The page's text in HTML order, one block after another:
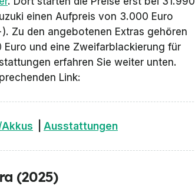
einen Aufpreis von 3.000 Euro
Zu den angebotenen Extras gehören
und eine Zweifarblackierung für
erfahren Sie weiter unten.
Link:
Ausstattungen
(2025)